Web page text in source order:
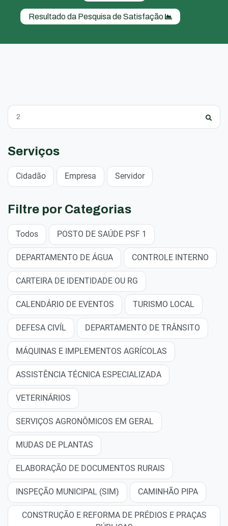
Resultado da Pesquisa de Satisfação
Serviços
Cidadão Empresa Servidor
Filtre por Categorias
Todos POSTO DE SAÚDE PSF 1
DEPARTAMENTO DE ÁGUA CONTROLE INTERNO
CARTEIRA DE IDENTIDADE OU RG
CALENDÁRIO DE EVENTOS TURISMO LOCAL
DEFESA CIVÍL DEPARTAMENTO DE TRÂNSITO
MÁQUINAS E IMPLEMENTOS AGRÍCOLAS
ASSISTÊNCIA TÉCNICA ESPECIALIZADA
VETERINÁRIOS
SERVIÇOS AGRONÔMICOS EM GERAL
MUDAS DE PLANTAS
ELABORAÇÃO DE DOCUMENTOS RURAIS
INSPEÇÃO MUNICIPAL (SIM) CAMINHÃO PIPA
CONSTRUÇÃO E REFORMA DE PRÉDIOS E PRAÇAS